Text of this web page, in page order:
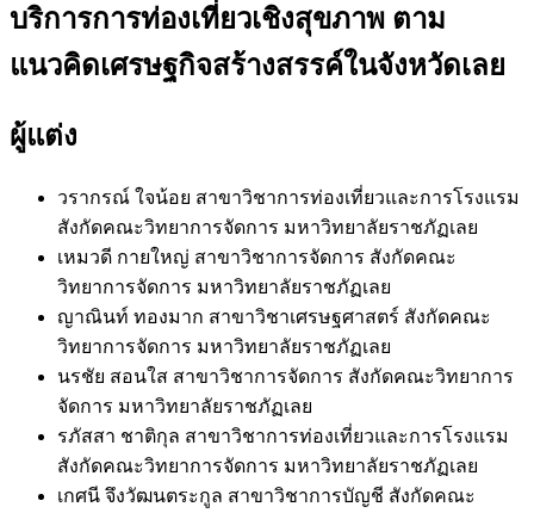
บริการการท่องเที่ยวเชิงสุขภาพ ตาม
แนวคิดเศรษฐกิจสร้างสรรค์ในจังหวัดเลย
ผู้แต่ง
วรากรณ์ ใจน้อย สาขาวิชาการท่องเที่ยวและการโรงแรม
สังกัดคณะวิทยาการจัดการ มหาวิทยาลัยราชภัฏเลย
เหมวดี กายใหญ่ สาขาวิชาการจัดการ สังกัดคณะ
วิทยาการจัดการ มหาวิทยาลัยราชภัฏเลย
ญาณินท์ ทองมาก สาขาวิชาเศรษฐศาสตร์ สังกัดคณะ
วิทยาการจัดการ มหาวิทยาลัยราชภัฏเลย
นรชัย สอนใส สาขาวิชาการจัดการ สังกัดคณะวิทยาการ
จัดการ มหาวิทยาลัยราชภัฏเลย
รภัสสา ชาติกุล สาขาวิชาการท่องเที่ยวและการโรงแรม
สังกัดคณะวิทยาการจัดการ มหาวิทยาลัยราชภัฏเลย
เกศนี จึงวัฒนตระกูล สาขาวิชาการบัญชี สังกัดคณะ